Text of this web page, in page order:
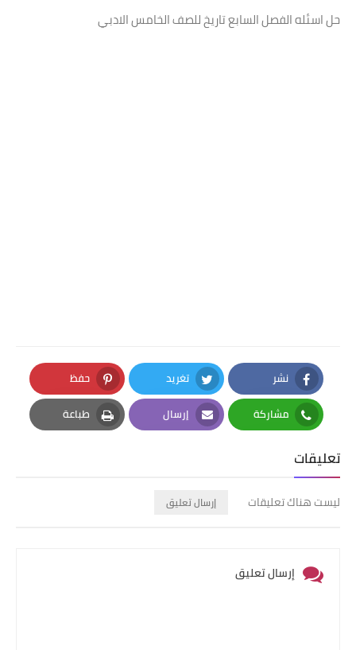
حل اسئله الفصل السابع تاريخ للصف الخامس الادبي
نشر
Facebook
تغريد
Twitter
حفظ
Pinterest
مشاركة
Whatsapp
إرسال
Email
طباعة
Print
تعليقات
ليست هناك تعليقات إرسال تعليق
إرسال تعليق